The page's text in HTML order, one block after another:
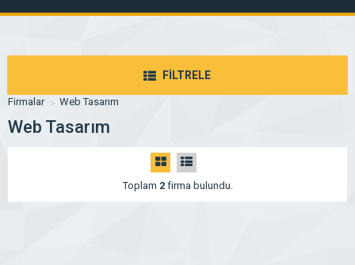
FİLTRELE
Firmalar Web Tasarım
Web Tasarım
Toplam 2firma bulundu.